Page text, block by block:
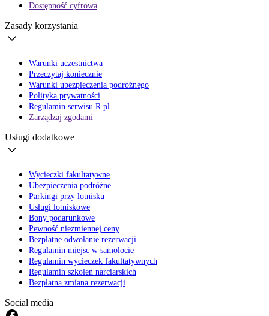
Dostępność cyfrowa
Zasady korzystania
Warunki uczestnictwa
Przeczytaj koniecznie
Warunki ubezpieczenia podróżnego
Polityka prywatności
Regulamin serwisu R.pl
Zarządzaj zgodami
Usługi dodatkowe
Wycieczki fakultatywne
Ubezpieczenia podróżne
Parkingi przy lotnisku
Usługi lotniskowe
Bony podarunkowe
Pewność niezmiennej ceny
Bezpłatne odwołanie rezerwacji
Regulamin miejsc w samolocie
Regulamin wycieczek fakultatywnych
Regulamin szkoleń narciarskich
Bezpłatna zmiana rezerwacji
Social media